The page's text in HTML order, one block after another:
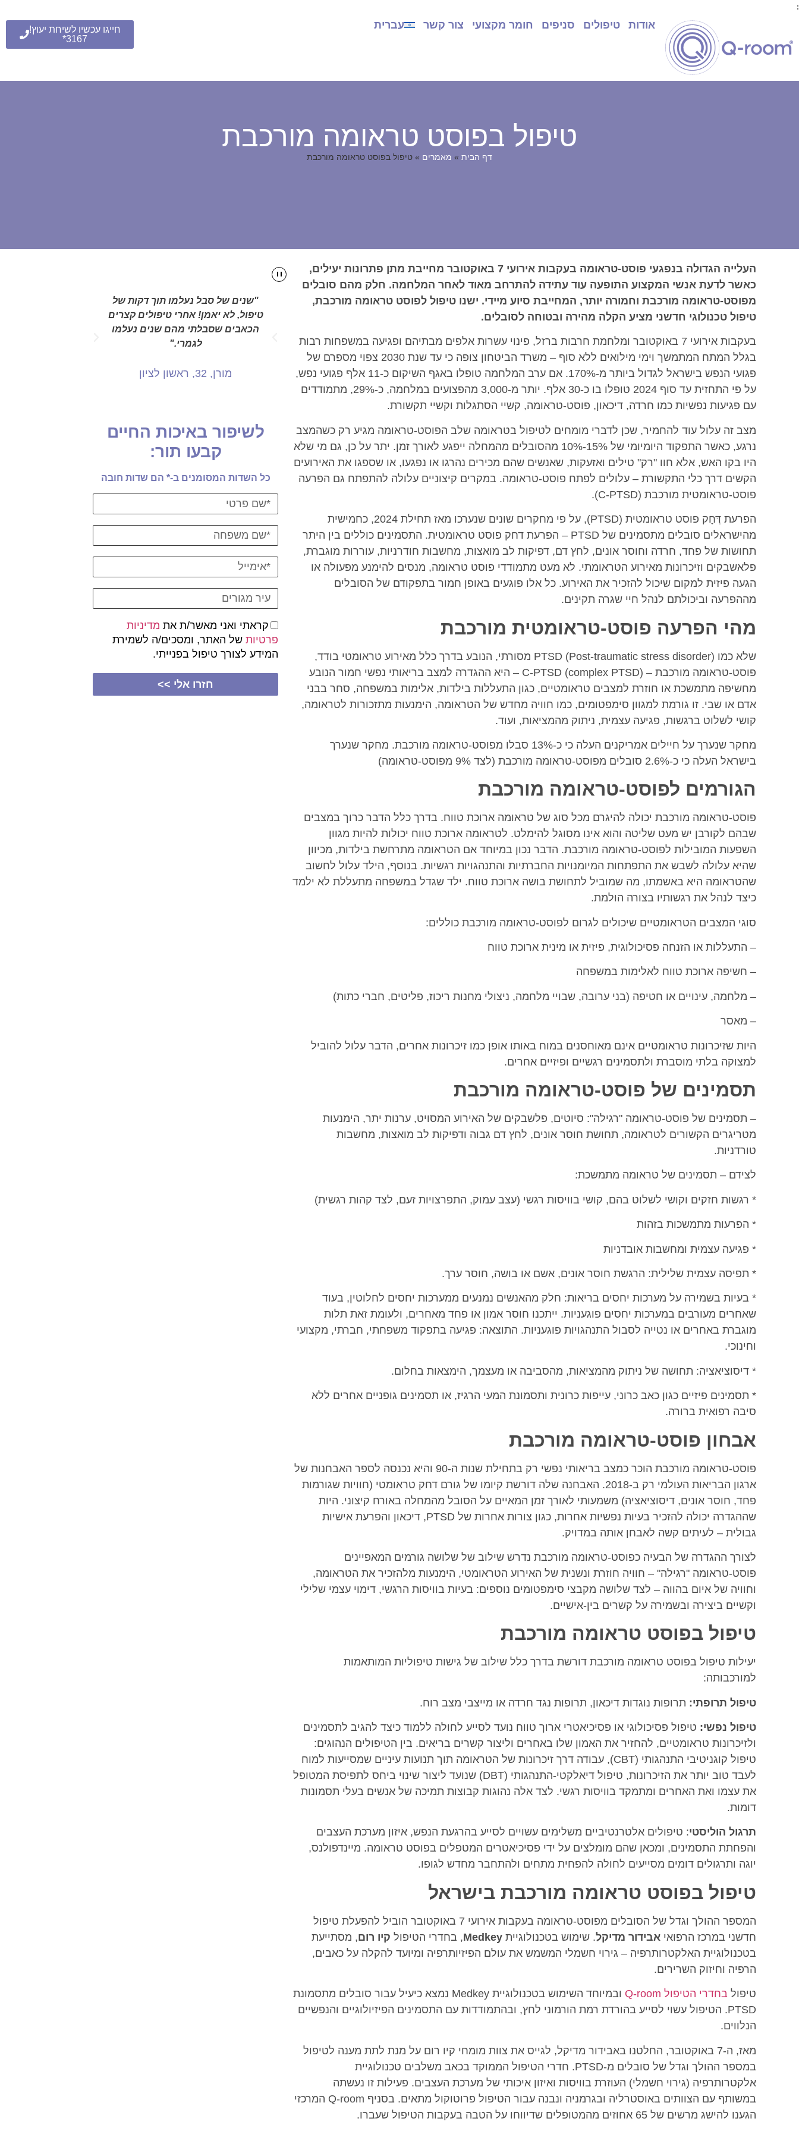
:
אודות טיפולים סניפים חומר מקצועי צור קשר עברית
חייגו עכשיו לשיחת יעוץ!
3167*
טיפול בפוסט טראומה מורכבת
דף הבית » מאמרים » טיפול בפוסט טראומה מורכבת
העלייה הגדולה בנפגעי פוסט-טראומה בעקבות אירועי 7 באוקטובר מחייבת מתן פתרונות יעילים,
כאשר לדעת אנשי המקצוע התופעה עוד עתידה להתרחב מאוד לאחר המלחמה. חלק מהם סובלים
מפוסט-טראומה מורכבת וחמורה יותר, המחייבת סיוע מיידי. ישנו טיפול לפוסט טראומה מורכבת,
טיפול טכנולוגי חדשני מציע הקלה מהירה ובטוחה לסובלים.
בעקבות אירועי 7 באוקטובר ומלחמת חרבות ברזל, פינוי עשרות אלפים מבתיהם ופגיעה במשפחות רבות
בגלל המתח המתמשך וימי מילואים ללא סוף – משרד הביטחון צופה כי עד שנת 2030 צפוי מספרם של
פגועי הנפש בישראל לגדול ביותר מ-170%. אם ערב המלחמה טופלו באגף השיקום כ-11 אלף פגועי נפש,
על פי התחזית עד סוף 2024 טופלו בו כ-30 אלף. יותר מ-3,000 מהפצועים במלחמה, כ-29%, מתמודדים
עם פגיעות נפשיות כמו חרדה, דיכאון, פוסט-טראומה, קשיי הסתגלות וקשיי תקשורת.
מצב זה עלול עוד להחמיר, שכן לדברי מומחים לטיפול בטראומה שלב הפוסט-טראומה מגיע רק כשהמצב
נרגע, כאשר התפקוד היומיומי של 15%-10% מהסובלים מהמחלה ייפגע לאורך זמן. יתר על כן, גם מי שלא
היו בקו האש, אלא חוו "רק" טילים ואזעקות, שאנשים שהם מכירים נהרגו או נפגעו, או שספגו את האירועים
הקשים דרך כלי התקשורת – עלולים לפתח פוסט-טראומה. במקרים קיצוניים עלולה להתפתח גם הפרעה
פוסט-טראומטית מורכבת (C-PTSD).
הפרעת דְּחָק פוסט טראומטית (PTSD), על פי מחקרים שונים שנערכו מאז תחילת 2024, כחמישית
מהישראלים סובלים מתסמינים של PTSD – הפרעת דחק פוסט טראומטית. התסמינים כוללים בין היתר
תחושות של פחד, חרדה וחוסר אונים, לחץ דם, דפיקות לב מואצות, מחשבות חודרניות, עוררות מוגברת,
פלאשבקים וזיכרונות מאירוע הטראומתי. לא מעט מתמודדי פוסט טראומה, מנסים להימנע מפעולה או
הגעה פיזית למקום שיכול להזכיר את האירוע. כל אלו פוגעים באופן חמור בתפקודם של הסובלים
מההפרעה וביכולתם לנהל חיי שגרה תקינים.
מהי הפרעה פוסט-טראומטית מורכבת
שלא כמו PTSD (Post-traumatic stress disorder) מסורתי, הנובע בדרך כלל מאירוע טראומטי בודד,
פוסט-טראומה מורכבת – C-PTSD (complex PTSD) – היא ההגדרה למצב בריאותי נפשי חמור הנובע
מחשיפה מתמשכת או חוזרת למצבים טראומטיים, כגון התעללות בילדות, אלימות במשפחה, סחר בבני
אדם או שבי. זו גורמת למגוון סימפטומים, כמו חוויה מחדש של הטראומה, הימנעות מתזכורות לטראומה,
קושי לשלוט ברגשות, פגיעה עצמית, ניתוק מהמציאות, ועוד.
מחקר שנערך על חיילים אמריקנים העלה כי כ-13% סבלו מפוסט-טראומה מורכבת. מחקר שנערך
בישראל העלה כי כ-2.6% סובלים מפוסט-טראומה מורכבת (לצד 9% מפוסט-טראומה)
הגורמים לפוסט-טראומה מורכבת
פוסט-טראומה מורכבת יכולה להיגרם מכל סוג של טראומה ארוכת טווח. בדרך כלל הדבר כרוך במצבים
שבהם לקורבן יש מעט שליטה והוא אינו מסוגל להימלט. לטראומה ארוכת טווח יכולות להיות מגוון
השפעות המובילות לפוסט-טראומה מורכבת. הדבר נכון במיוחד אם הטראומה מתרחשת בילדות, מכיוון
שהיא עלולה לשבש את התפתחות המיומנויות החברתיות והתנהגויות רגשיות. בנוסף, הילד עלול לחשוב
שהטראומה היא באשמתו, מה שמוביל לתחושת בושה ארוכת טווח. ילד שגדל במשפחה מתעללת לא ילמד
כיצד לנהל את רגשותיו בצורה הולמת.
סוגי המצבים הטראומטיים שיכולים לגרום לפוסט-טראומה מורכבת כוללים:
– התעללות או הזנחה פסיכולוגית, פיזית או מינית ארוכת טווח
– חשיפה ארוכת טווח לאלימות במשפחה
– מלחמה, עינויים או חטיפה (בני ערובה, שבויי מלחמה, ניצולי מחנות ריכוז, פליטים, חברי כתות)
– מאסר
היות שזיכרונות טראומטיים אינם מאוחסנים במוח באותו אופן כמו זיכרונות אחרים, הדבר עלול להוביל
למצוקה בלתי מוסברת ולתסמינים רגשיים ופיזיים אחרים.
תסמינים של פוסט-טראומה מורכבת
– תסמינים של פוסט-טראומה "רגילה": סיוטים, פלשבקים של האירוע המסויט, ערנות יתר, הימנעות
מטריגרים הקשורים לטראומה, תחושת חוסר אונים, לחץ דם גבוה ודפיקות לב מואצות, מחשבות
טורדניות.
לצידם – תסמינים של טראומה מתמשכת:
* רגשות חזקים וקושי לשלוט בהם, קושי בוויסות רגשי (עצב עמוק, התפרצויות זעם, לצד קהות רגשית)
* הפרעות מתמשכות בזהות
* פגיעה עצמית ומחשבות אובדניות
* תפיסה עצמית שלילית: הרגשת חוסר אונים, אשם או בושה, חוסר ערך.
* בעיות בשמירה על מערכות יחסים בריאות: חלק מהאנשים נמנעים ממערכות יחסים לחלוטין, בעוד
שאחרים מעורבים במערכות יחסים פוגעניות. ייתכנו חוסר אמון או פחד מאחרים, ולעומת זאת תלות
מוגברת באחרים או נטייה לסבול התנהגויות פוגעניות. התוצאה: פגיעה בתפקוד משפחתי, חברתי, מקצועי
וחינוכי.
* דיסוציאציה: תחושה של ניתוק מהמציאות, מהסביבה או מעצמך, הימצאות בחלום.
* תסמינים פיזיים כגון כאב כרוני, עייפות כרונית ותסמונת המעי הרגיז, או תסמינים גופניים אחרים ללא
סיבה רפואית ברורה.
אבחון פוסט-טראומה מורכבת
פוסט-טראומה
מורכבת הוכר כמצב בריאותי נפשי רק בתחילת שנות ה-90 והיא נכנסה לספר האבחנות של
ארגון הבריאות העולמי רק ב-2018. האבחנה שלה דורשת קיומו של גורם דחק טראומטי (חוויות שגורמות
פחד, חוסר אונים, דיסוציאציה) משמעותי לאורך זמן המאיים על הסובל מהמחלה באורח קיצוני. היות
שההגדרה יכולה להזכיר בעיות נפשיות אחרות, כגון צורות אחרות של PTSD, דיכאון והפרעת אישיות
גבולית – לעיתים קשה לאבחן אותה במדויק.
לצורך ההגדרה של הבעיה כפוסט-טראומה מורכבת נדרש שילוב של שלושה גורמים המאפיינים
פוסט-טראומה "רגילה" – חוויה חוזרת ונשנית של האירוע הטראומטי, הימנעות מלהזכיר את הטראומה,
וחוויה של איום בהווה – לצד שלושה מקבצי סימפטומים נוספים: בעיות בוויסות הרגשי, דימוי עצמי שלילי
וקשיים ביצירה ובשמירה על קשרים בין-אישיים.
טיפול בפוסט טראומה מורכבת
יעילות טיפול בפוסט טראומה מורכבת דורשת בדרך כלל שילוב של גישות טיפוליות המותאמות
למורכבותה:
טיפול תרופתי: תרופות נוגדות דיכאון, תרופות נגד חרדה או מייצבי מצב רוח.
טיפול נפשי: טיפול פסיכולוגי או פסיכיאטרי ארוך טווח נועד לסייע לחולה ללמוד כיצד להגיב לתסמינים
ולזיכרונות טראומטיים, להחזיר את האמון שלו באחרים וליצור קשרים בריאים. בין הטיפולים הנהוגים:
טיפול קוגניטיבי התנהגותי (CBT), עבודה דרך זיכרונות של הטראומה תוך תנועות עיניים שמסייעות למוח
לעבד טוב יותר את הזיכרונות, טיפול דיאלקטי-התנהגותי (DBT) שנועד ליצור שינוי ביחס לתפיסת המטופל
את עצמו ואת האחרים ומתמקד בוויסות רגשי. לצד אלה נהוגות קבוצות תמיכה של אנשים בעלי תסמונות
דומות.
תרגול הוליסטי: טיפולים אלטרנטיביים משלימים עשויים לסייע בהרגעת הנפש, איזון מערכת העצבים
והפחתת התסמינים, ומכאן שהם מומלצים על ידי פסיכיאטרים המטפלים בפוסט טראומה. מיינדפולנס,
יוגה ותרגולים דומים מסייעים לחולה להפחית מתחים ולהתחבר מחדש לגופו.
טיפול בפוסט טראומה מורכבת בישראל
המספר ההולך וגדל של הסובלים מפוסט-טראומה בעקבות אירועי 7 באוקטובר הוביל להפעלת טיפול
חדשני במרכז הרפואי אבידור מדיקל. שימוש בטכנולוגיית Medkey, בחדרי הטיפול קיו רום, מסתייעת
בטכנולוגיית האלקטרותרפיה – גירוי חשמלי המשמש את עולם הפיזיותרפיה ומיועד להקלה על כאבים,
הרפיה וחיזוק השרירים.
טיפול בחדרי הטיפול Q-room
ובמיוחד השימוש בטכנולוגיית Medkey נמצא כיעיל עבור סובלים מתסמונת
PTSD. הטיפול עשוי לסייע בהורדת רמת הורמוני לחץ, ובהתמודדות עם התסמינים הפיזיולוגיים והנפשיים
הנלווים.
מאז, ה-7 באוקטובר, החלטנו באבידור מדיקל, לגייס את צוות מומחי קיו רום על מנת לתת מענה לטיפול
במספר ההולך וגדל של סובלים מ-PTSD. חדרי הטיפול הממוקד בכאב משלבים טכנולוגיית
אלקטרותרפיה (גירוי חשמלי) העוזרת בוויסות ואיזון איכותי של מערכת העצבים. פעילות זו נעשתה
במשותף עם הצוותים באוסטרליה ובגרמניה ונבנה עבור הטיפול פרוטוקול מתאים. בסניף Q-room המרכזי
הגענו להישג מרשים של 65 אחוזים מהמטופלים שדיווחו על הטבה בעקבות הטיפול שעברו.
"שנים של סבל נעלמו תוך דקות של
טיפול, לא יאמן! אחרי טיפולים קצרים
הכאבים שסבלתי מהם שנים נעלמו
לגמרי."
מורן, 32, ראשון לציון
לשיפור באיכות החיים
קבעו תור:
כל השדות המסומנים ב-* הם שדות חובה
קראתי ואני מאשר/ת את מדיניות
פרטיותשל האתר, ומסכים/ה לשמירת
המידע לצורך טיפול בפנייתי.
חזרו אלי >>